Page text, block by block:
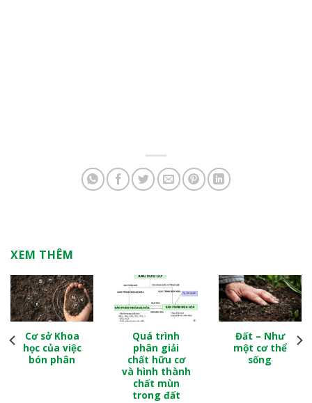
XEM THÊM
Cơ sở Khoa
học của việc
bón phân
Quá trình
phân giải
chất hữu cơ
và hình thành
chất mùn
trong đất
Đất – Như
một cơ thể
sống